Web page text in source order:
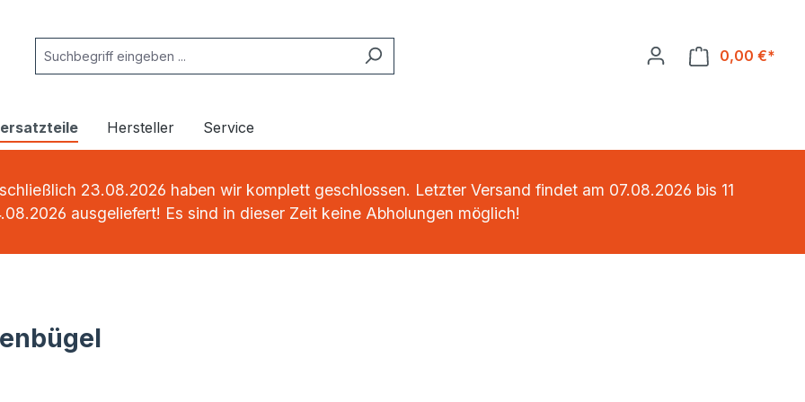
0,00 €*
Hersteller Service
23.08.2026 haben wir komplett geschlossen. Letzter Versand findet am 07.08.2026 bis 11
ausgeliefert! Es sind in dieser Zeit keine Abholungen möglich!